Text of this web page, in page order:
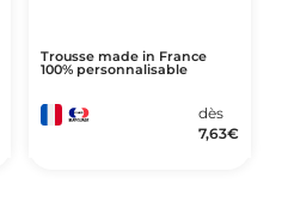
Trousse made in France
100% personnalisable
dès
7,63€